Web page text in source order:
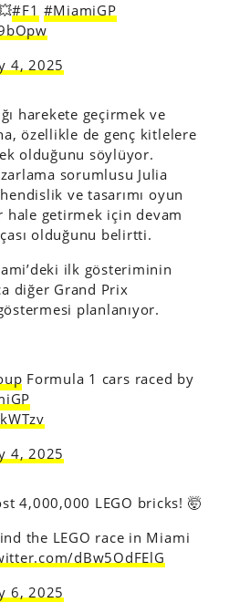
#F1 #MiamiGP
4, 2025
harekete geçirmek ve
özellikle de genç kitlelere
olduğunu söylüyor.
sorumlusu Julia
ve tasarımı oyun
getirmek için devam
olduğunu belirtti.
ilk gösteriminin
diğer Grand Prix
planlanıyor.
Formula 1 cars raced by
4, 2025
4,000,000 LEGO bricks! 🤯
the LEGO race in Miami
dBw5OdFElG
6, 2025